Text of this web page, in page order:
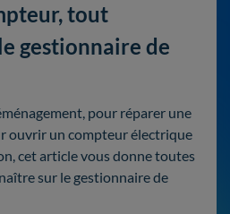
tout
gestionnaire de
pour réparer une
ouvrir un compteur électrique
cet article vous donne toutes
sur le gestionnaire de